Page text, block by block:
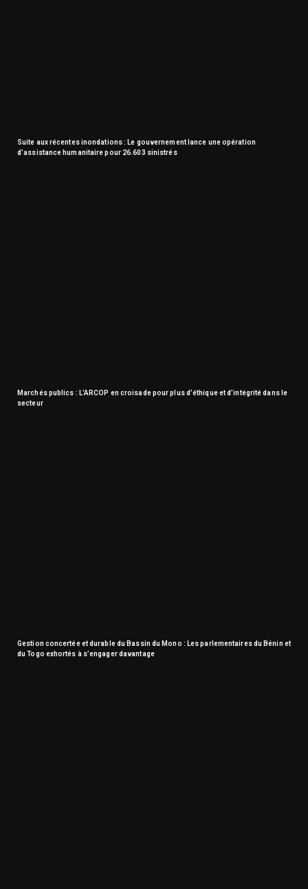
Suite aux récentes inondations : Le gouvernement lance une opération
d’assistance humanitaire pour 26.603 sinistrés
Marchés publics : L’ARCOP en croisade pour plus d’éthique et d’intégrité dans le
secteur
Gestion concertée et durable du Bassin du Mono : Les parlementaires du Bénin et
du Togo exhortés à s’engager davantage